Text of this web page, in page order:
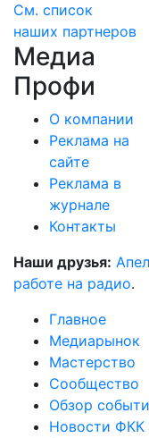
См. список
наших партнеров
Медиа
Профи
О компании
Реклама на
сайте
Реклама в
журнале
Контакты
Наши друзья:
работе на радио.
Главное
Медиарынок
Мастерство
Сообщество
Обзор
Новости ФКК